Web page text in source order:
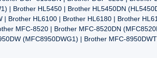
| Brother HL5450 | Brother HL5450DN
Brother HL6100 | Brother HL6180 | Brother
MFC-8520 | Brother MFC-8520DN
(MFC8950DWG1) | Brother MFC-